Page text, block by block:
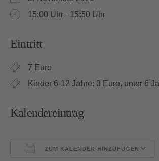
15:00 Uhr - 15:50 Uhr
Eintritt
7 Euro
Kinder 6-12 Jahre: 3 Euro, unter 6
Kalendereintrag
ZUM KALENDER HINZUFÜGEN